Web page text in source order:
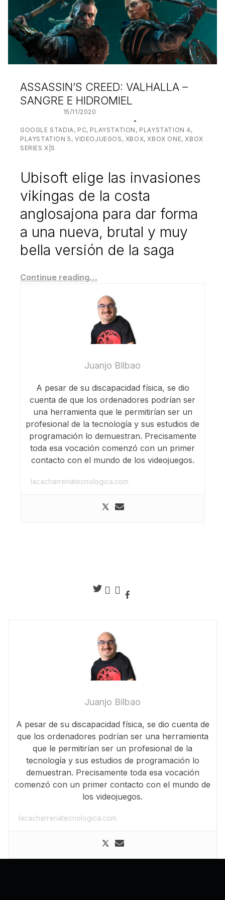
ASSASSIN’S CREED: VALHALLA –
SANGRE E HIDROMIEL
15/11/2020
GOOGLE STADIA, PC, PLAYSTATION , PLAYSTATION 4 ,
PLAYSTATION 5 ,VIDEOJUEGOS , XBOX,XBOX ONE,XBOX
SERIES X|S
Ubisoft elige las invasiones
vikingas de la costa
anglosajona para dar forma
a una nueva, brutal y muy
bella versión de la saga
Continue reading…
Juanjo Bilbao
A pesar de su discapacidad física, se dio
cuenta de que los ordenadores podrían ser
una herramienta que le permitirían ser un
profesional de la tecnología y sus estudios de
programación lo demuestran. Precisamente
toda esa vocación comenzó con un primer
contacto con el mundo de los videojuegos.
lacacharreriatecnologica.com
Juanjo Bilbao
A pesar de su discapacidad física, se dio cuenta de
que los ordenadores podrían ser una herramienta
que le permitirían ser un profesional de la
tecnología y sus estudios de programación lo
demuestran. Precisamente toda esa vocación
comenzó con un primer contacto con el mundo de
los videojuegos.
lacacharreriatecnologica.com